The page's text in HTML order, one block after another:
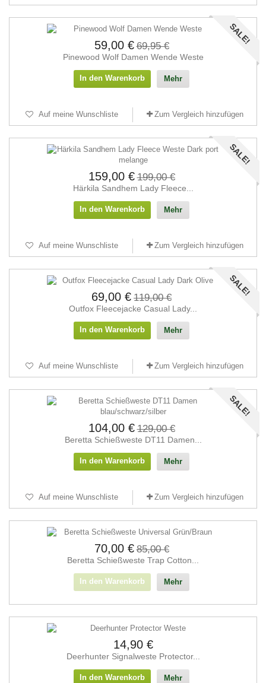
SALE!
59,00 € 69,95 €
Pinewood Wolf Damen Wende Weste
In den Warenkorb Mehr
Auf meine Wunschliste Zum Vergleich hinzufügen
SALE!
159,00 € 199,00 €
Härkila Sandhem Lady Fleece...
In den Warenkorb Mehr
Auf meine Wunschliste Zum Vergleich hinzufügen
SALE!
69,00 € 119,00 €
Outfox Fleecejacke Casual Lady...
In den Warenkorb Mehr
Auf meine Wunschliste Zum Vergleich hinzufügen
SALE!
104,00 € 129,00 €
Beretta Schießweste DT11 Damen...
In den Warenkorb Mehr
Auf meine Wunschliste Zum Vergleich hinzufügen
70,00 € 85,00 €
Beretta Schieß­weste Trap Cotton...
In den Warenkorb Mehr
14,90 €
Deerhunter Signalweste Protector...
In den Warenkorb Mehr